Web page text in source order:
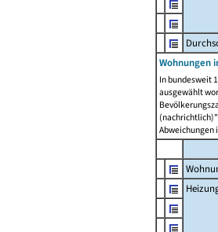
Wohnungen
In bundesweit
ausgewählt
Abweichungen